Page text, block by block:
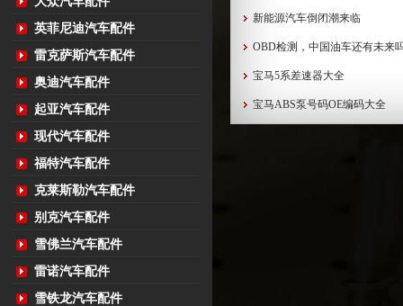
英菲尼迪汽车配件
雷克萨斯汽车配件
奥迪汽车配件
起亚汽车配件
现代汽车配件
福特汽车配件
克莱斯勒汽车配件
别克汽车配件
雪佛兰汽车配件
雷诺汽车配件
雪铁龙汽车配件
新能源汽车倒闭潮来临
OBD检测，中国油车还有未来
宝马5系差速器大全
宝马ABS泵号码OE编码大全